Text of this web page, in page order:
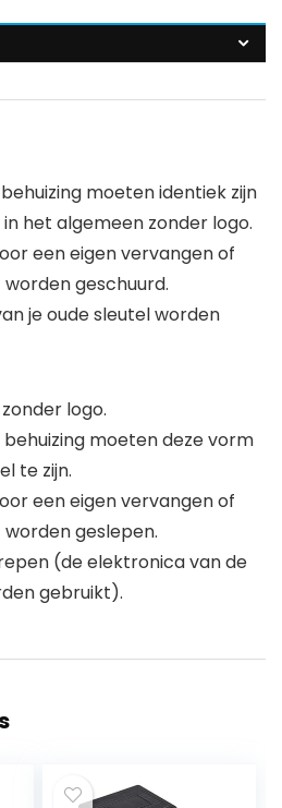
moeten identiek zijn
het algemeen zonder logo.
een eigen vervangen of
geschuurd.
je oude sleutel worden
logo.
moeten deze vorm
te zijn.
een eigen vervangen of
geslepen.
(de elektronica van de
gebruikt).